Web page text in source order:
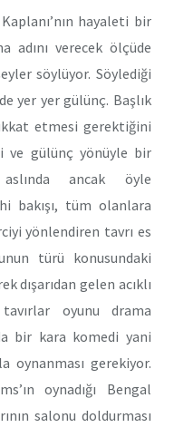
hayaleti bir
adını verecek ölçüde
söylüyor. Söylediği
yer yer gülünç. Başlık
etmesi gerektiğini
ve gülünç yönüyle bir
ancak öyle
bakışı, tüm olanlara
yönlendiren tavrı es
türü konusundaki
dışarıdan gelen acıklı
oyunu drama
bir kara komedi yani
gerekiyor.
oynadığı Bengal
salonu doldurması